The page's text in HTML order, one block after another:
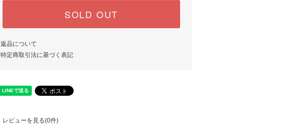
SOLD OUT
返品について
特定商取引法に基づく表記
レビューを見る(0件)